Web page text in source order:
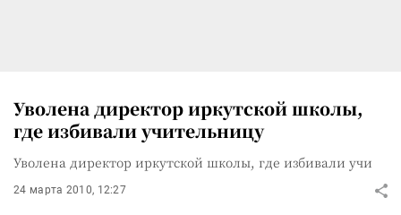
Уволена директор иркутской школы,
где избивали учительницу
Уволена директор иркутской школы, где избивали учи
24 марта 2010, 12:27